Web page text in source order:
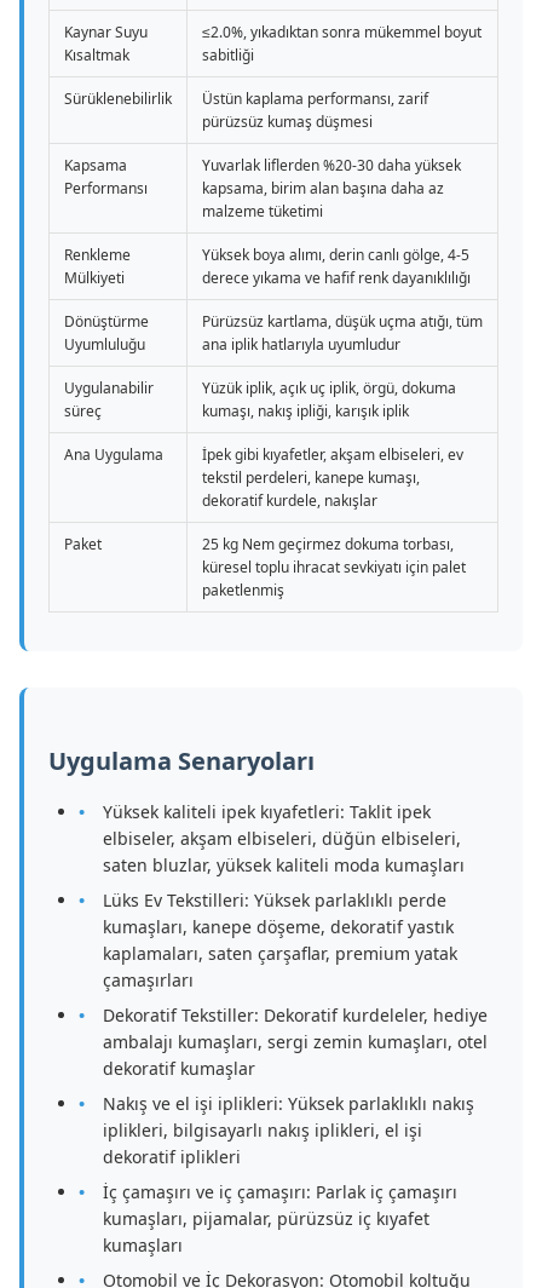
Kaynar Suyu
Kısaltmak
≤2.0%, yıkadıktan sonra mükemmel boyut
sabitliği
Sürüklenebilirlik
Üstün kaplama performansı, zarif
pürüzsüz kumaş düşmesi
Kapsama
Performansı
Yuvarlak liflerden %20-30 daha yüksek
kapsama, birim alan başına daha az
malzeme tüketimi
Renkleme
Mülkiyeti
Yüksek boya alımı, derin canlı gölge, 4-5
derece yıkama ve hafif renk dayanıklılığı
Dönüştürme
Uyumluluğu
Pürüzsüz kartlama, düşük uçma atığı, tüm
ana iplik hatlarıyla uyumludur
Uygulanabilir
süreç
Yüzük iplik, açık uç iplik, örgü, dokuma
kumaşı, nakış ipliği, karışık iplik
Ana Uygulama
İpek gibi kıyafetler, akşam elbiseleri, ev
tekstil perdeleri, kanepe kumaşı,
dekoratif kurdele, nakışlar
Paket
25 kg Nem geçirmez dokuma torbası,
küresel toplu ihracat sevkiyatı için palet
paketlenmiş
Uygulama Senaryoları
Yüksek kaliteli ipek kıyafetleri: Taklit ipek
elbiseler, akşam elbiseleri, düğün elbiseleri,
saten bluzlar, yüksek kaliteli moda kumaşları
Lüks Ev Tekstilleri: Yüksek parlaklıklı perde
kumaşları, kanepe döşeme, dekoratif yastık
kaplamaları, saten çarşaflar, premium yatak
çamaşırları
Dekoratif Tekstiller: Dekoratif kurdeleler, hediye
ambalajı kumaşları, sergi zemin kumaşları, otel
dekoratif kumaşlar
Nakış ve el işi iplikleri: Yüksek parlaklıklı nakış
iplikleri, bilgisayarlı nakış iplikleri, el işi
dekoratif iplikleri
İç çamaşırı ve iç çamaşırı: Parlak iç çamaşırı
kumaşları, pijamalar, pürüzsüz iç kıyafet
kumaşları
Otomobil ve İç Dekorasyon: Otomobil koltuğu